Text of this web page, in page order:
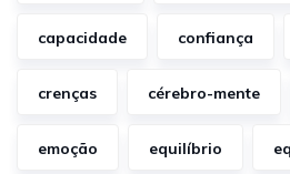
capacidade confiança
crenças cérebro-mente
emoção equilíbrio